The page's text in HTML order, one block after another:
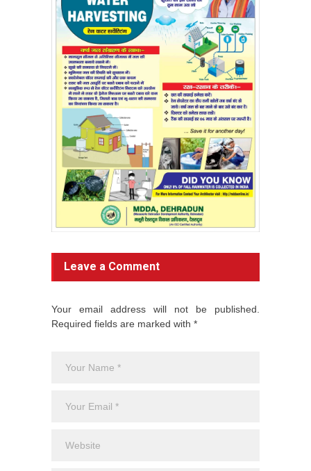
Leave a Comment
Your email address will not be published.
Required fields are marked with *